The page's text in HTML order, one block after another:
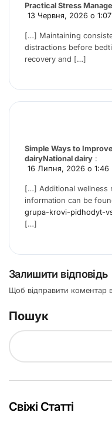
Practical Stress
13 Червня, 2026 о
[…] Maintaining
distractions bеfore
recovery and […]
Simple Ways to
dairyNational dairy :
16 Липня, 2026 о 1:46
[…] Additional wellness
informatіon can be
grupa-krovi-pidhodyt-
[…]
Залишити відповідь
Щоб відправити коментар
Пошук
Свіжі Статті